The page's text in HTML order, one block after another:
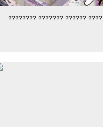
???????? ??????? ?????? ????